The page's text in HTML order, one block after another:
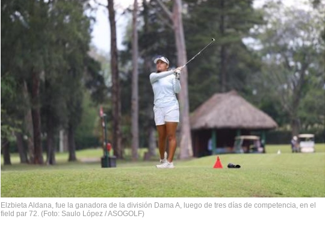
Elzbieta Aldana, fue la ganadora de la división Dama A, luego de tres días de competencia, en el
field par 72. (Foto: Saulo López / ASOGOLF)